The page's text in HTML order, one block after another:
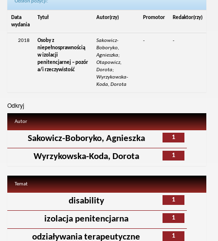
Odsłon pozycji:
Data
wydania
Tytuł Autor(rzy) Promotor Redaktor(rzy)
2018
Osoby z
niepełnosprawnością
w izolacji
penitencjarnej – pozór
a/i rzeczywistość
Sakowicz-
Boboryko,
Agnieszka;
Otapowicz,
Dorota;
Wyrzykowska-
Koda, Dorota
- -
Odkryj
Autor
1
Sakowicz-Boboryko, Agnieszka
1
Wyrzykowska-Koda, Dorota
Temat
1
disability
1
izolacja penitencjarna
1
odziaływania terapeutyczne